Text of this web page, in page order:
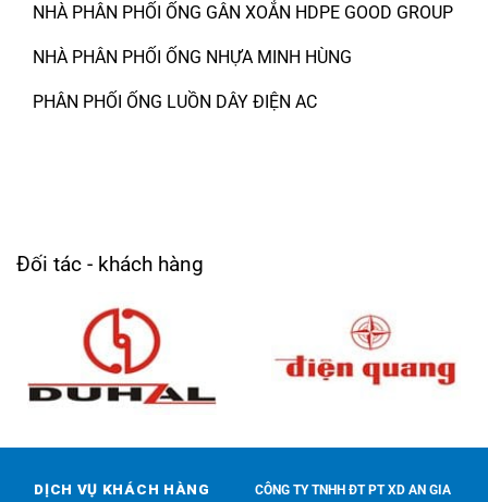
NHÀ PHÂN PHỐI ỐNG GÂN XOẮN HDPE GOOD GROUP
NHÀ PHÂN PHỐI ỐNG NHỰA MINH HÙNG
PHÂN PHỐI ỐNG LUỒN DÂY ĐIỆN AC
Đối tác - khách hàng
DỊCH VỤ KHÁCH HÀNG
CÔNG TY TNHH ĐT PT XD AN GIA